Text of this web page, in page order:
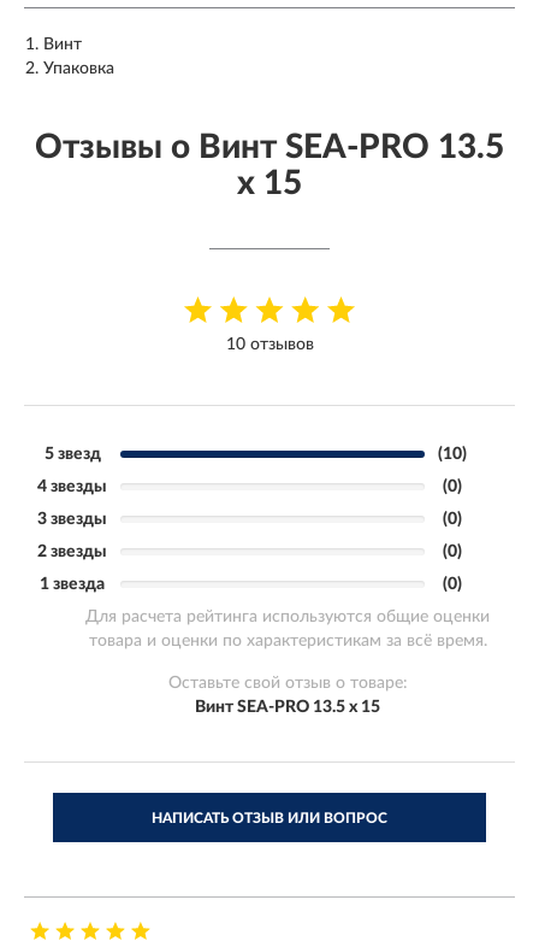
Винт
Упаковка
Отзывы о Винт SEA-PRO 13.5
x 15
10 отзывов
5 звезд
(10)
4 звезды
(0)
3 звезды
(0)
2 звезды
(0)
1 звезда
(0)
Для расчета рейтинга используются общие оценки
товара и оценки по характеристикам за всё время.
Оставьте свой отзыв о товаре:
Винт SEA-PRO 13.5 x 15
НАПИСАТЬ ОТЗЫВ ИЛИ ВОПРОС